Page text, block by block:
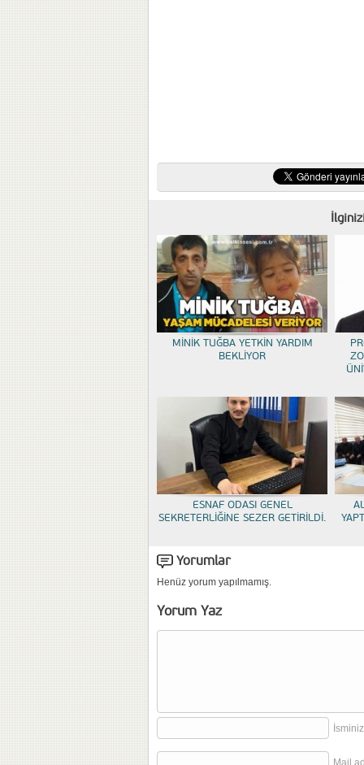
MİNİK TUĞBA YETKİN YARDIM
BEKLİYOR
ESNAF ODASI GENEL
SEKRETERLİĞİNE SEZER GETİRİLDİ.
Yorumlar
Henüz yorum yapılmamış.
Yorum Yaz
İsminiz
Mail